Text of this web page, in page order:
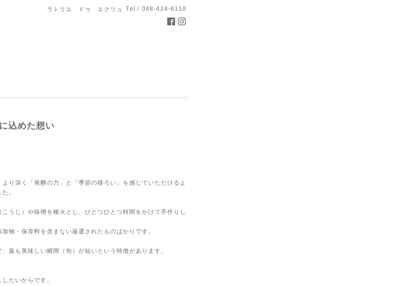
ラトリエ ドゥ エクリュ Tel / 048-424-6110
込めた想い
り深く「発酵の力」と「季節の移ろい」を感じていただけるよ
。
うじ）や味噌を種火とし、ひとつひとつ時間をかけて手作りし
物・保存料を含まない厳選されたものばかりです。
最も美味しい瞬間（旬）が短いという特徴があります。
たいからです。